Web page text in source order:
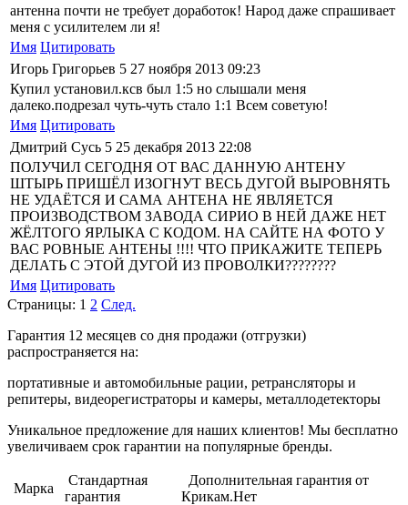
антенна почти не требует доработок! Народ даже спрашивает
меня с усилителем ли я!
Имя Цитировать
Игорь Григорьев 5 27 ноября 2013 09:23
Купил установил.ксв был 1:5 но слышали меня
далеко.подрезал чуть-чуть стало 1:1 Всем советую!
Имя Цитировать
Дмитрий Сусь 5 25 декабря 2013 22:08
ПОЛУЧИЛ СЕГОДНЯ ОТ ВАС ДАННУЮ АНТЕНУ
ШТЫРЬ ПРИШЁЛ ИЗОГНУТ ВЕСЬ ДУГОЙ ВЫРОВНЯТЬ
НЕ УДАЁТСЯ И САМА АНТЕНА НЕ ЯВЛЯЕТСЯ
ПРОИЗВОДСТВОМ ЗАВОДА СИРИО В НЕЙ ДАЖЕ НЕТ
ЖЁЛТОГО ЯРЛЫКА С КОДОМ. НА САЙТЕ НА ФОТО У
ВАС РОВНЫЕ АНТЕНЫ !!!! ЧТО ПРИКАЖИТЕ ТЕПЕРЬ
ДЕЛАТЬ С ЭТОЙ ДУГОЙ ИЗ ПРОВОЛКИ????????
Имя Цитировать
Страницы: 1 2 След.
Гарантия 12 месяцев со дня продажи (отгрузки)
распространяется на:
портативные и автомобильные рации, ретрансляторы и
репитеры, видеорегистраторы и камеры, металлодетекторы
Уникальное предложение для наших клиентов! Мы бесплатно
увеличиваем срок гарантии на популярные бренды.
Марка
Стандартная
гарантия
Дополнительная гарантия от
Крикам.Нет